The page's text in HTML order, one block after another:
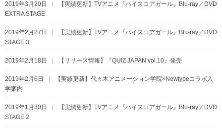
2019年3月20日
【実績更新】TVアニメ『ハイスコアガール』Blu-ray／DVD
EXTRA STAGE
2019年2月27日
【実績更新】TVアニメ『ハイスコアガール』Blu-ray／DVD
STAGE 3
2019年2月18日 【リリース情報】『QUIZ JAPAN vol.10』発売
2019年2月6日
【実績更新】代々木アニメーション学院×Newtypeコラボ入
学案内
2019年1月30日
【実績更新】TVアニメ『ハイスコアガール』Blu-ray／DVD
STAGE 2